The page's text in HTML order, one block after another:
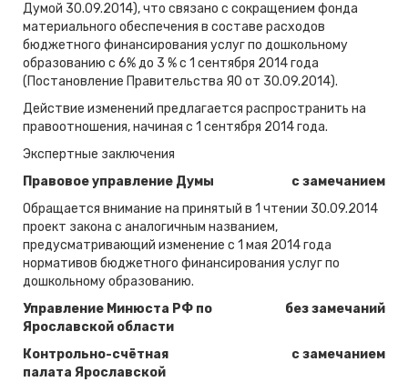
Думой 30.09.2014), что связано с сокращением фонда
материального обеспечения в составе расходов
бюджетного финансирования услуг по дошкольному
образованию с 6% до 3 % с 1 сентября 2014 года
(Постановление Правительства ЯО от 30.09.2014).
Действие изменений предлагается распространить на
правоотношения, начиная с 1 сентября 2014 года.
Экспертные заключения
Правовое управление Думы
с замечанием
Обращается внимание на принятый в 1 чтении 30.09.2014
проект закона с аналогичным названием,
предусматривающий изменение с 1 мая 2014 года
нормативов бюджетного финансирования услуг по
дошкольному образованию.
Управление Минюста РФ по
Ярославской области
без замечаний
Контрольно-счётная
палата Ярославской
с замечанием